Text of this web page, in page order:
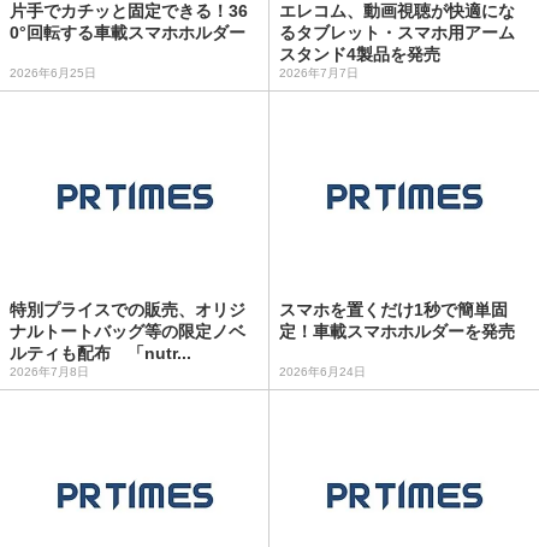
片手でカチッと固定できる！36
0°回転する車載スマホホルダー
2026年6月25日
エレコム、動画視聴が快適にな
るタブレット・スマホ用アーム
スタンド4製品を発売
2026年7月7日
特別プライスでの販売、オリジ
ナルトートバッグ等の限定ノベ
ルティも配布 「nutr...
2026年7月8日
スマホを置くだけ1秒で簡単固
定！車載スマホホルダーを発売
2026年6月24日